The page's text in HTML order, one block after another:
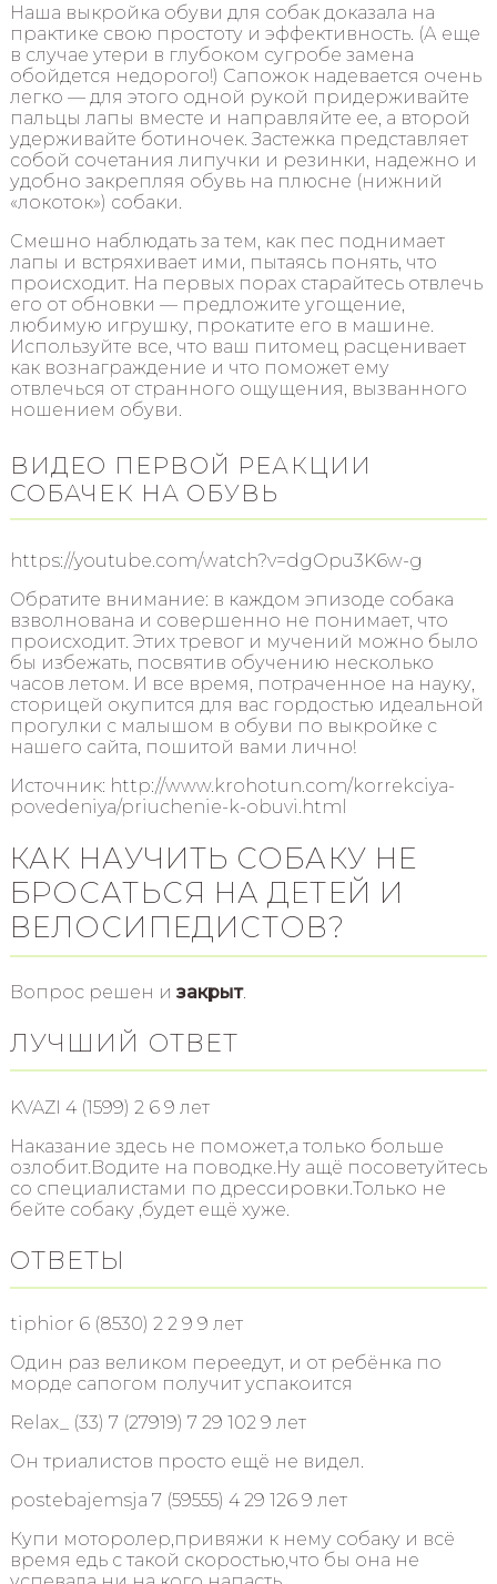
Наша выкройка обуви для собак доказала на
практике свою простоту и эффективность. (А еще
в случае утери в глубоком сугробе замена
обойдется недорого!) Сапожок надевается очень
легко — для этого одной рукой придерживайте
пальцы лапы вместе и направляйте ее, а второй
удерживайте ботиночек. Застежка представляет
собой сочетания липучки и резинки, надежно и
удобно закрепляя обувь на плюсне (нижний
«локоток») собаки.
Смешно наблюдать за тем, как пес поднимает
лапы и встряхивает ими, пытаясь понять, что
происходит. На первых порах старайтесь отвлечь
его от обновки — предложите угощение,
любимую игрушку, прокатите его в машине.
Используйте все, что ваш питомец расценивает
как вознаграждение и что поможет ему
отвлечься от странного ощущения, вызванного
ношением обуви.
ВИДЕО ПЕРВОЙ РЕАКЦИИ
СОБАЧЕК НА ОБУВЬ
https://youtube.com/watch?v=dgOpu3K6w-g
Обратите внимание: в каждом эпизоде собака
взволнована и совершенно не понимает, что
происходит. Этих тревог и мучений можно было
бы избежать, посвятив обучению несколько
часов летом. И все время, потраченное на науку,
сторицей окупится для вас гордостью идеальной
прогулки с малышом в обуви по выкройке с
нашего сайта, пошитой вами лично!
Источник: http://www.krohotun.com/korrekciya-
povedeniya/priuchenie-k-obuvi.html
КАК НАУЧИТЬ СОБАКУ НЕ
БРОСАТЬСЯ НА ДЕТЕЙ И
ВЕЛОСИПЕДИСТОВ?
Вопрос решен и закрыт.
ЛУЧШИЙ ОТВЕТ
KVAZI 4 (1599) 2 6 9 лет
Наказание здесь не поможет,а только больше
озлобит.Водите на поводке.Ну ащё посоветуйтесь
со специалистами по дрессировки.Только не
бейте собаку ,будет ещё хуже.
ОТВЕТЫ
tiphior 6 (8530) 2 2 9 9 лет
Один раз великом переедут, и от ребёнка по
морде сапогом получит успакоится
Relax_ (33) 7 (27919) 7 29 102 9 лет
Он триалистов просто ещё не видел.
postebajemsja 7 (59555) 4 29 126 9 лет
Купи моторолер,привяжи к нему собаку и всё
время едь с такой скоростью,что бы она не